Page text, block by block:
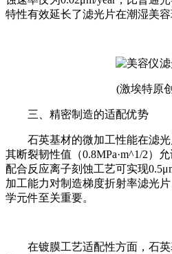
特性有效延长了滤光片在潮湿美容
(激埃特原
三、精密制造的适配优势
石英基材的微加工性能在滤
其断裂韧性值（0.8MPa·m^1/2）
配合反应离子刻蚀工艺可实现
加工能力对制造梯度折射率滤光
学元件至关重要。
在镀膜工艺适配性方面，石